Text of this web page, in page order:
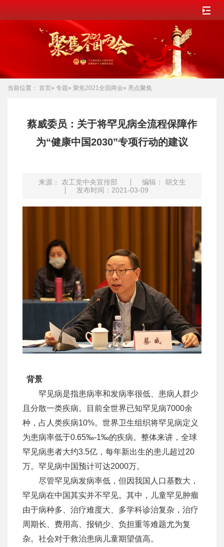
当前位置： 首页» 专题» 聚焦2021全国两会» 亮点聚焦
蔡威委员：关于将罕见病全流程保障作
为“健康中国2030”专项行动的建议
来源： 农工党中央宣传部
编辑： 胡文生
发布时间：2021-03-09
背景
罕见病是指患病率和发病率很低、患病人群少
且分散一类疾病。目前全世界已知罕见病7000余
种，占人类疾病10%。世界卫生组织将罕见病定义
为患病率低于0.65‰-1‰的疾病。整体来讲，全球
罕见病患者大约3.5亿，每年新出生的患儿超过20
万。罕见病中国预计可达2000万。
尽管罕见病发病率低，但因我国人口基数大，
罕见病在中国其实并不罕见。其中，儿童罕见肿瘤
由于病种多、治疗难度大、多学科诊治复杂，治疗
周期长、费用高、报销少、负担重等难题尤为复
杂。社会对于救治患病儿童期望值高。